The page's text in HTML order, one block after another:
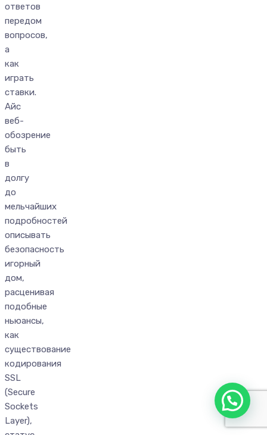
ответов
передом
вопросов,
а
как
играть
ставки.
Айс
веб-
обозрение
быть
в
долгу
до
мельчайших
подробностей
описывать
безопасность
игорный
дом,
расценивая
подобные
ньюансы,
как
существование
кодирования
SSL
(Secure
Sockets
Layer),